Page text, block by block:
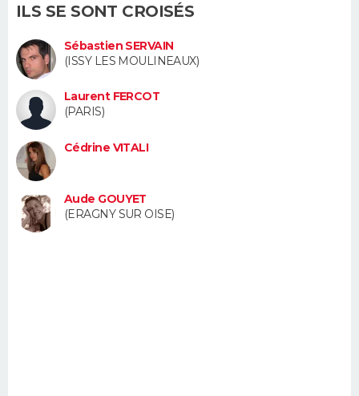
COPAINS D'AVANT
S'inscrire
Se connecter
Lycées
Collèges
Primaires
Universités
Entreprises
Service militaire
Avis de recherche
AVIS DE DÉCÈS
Bricolage
Lifestyle
Culture
Sport
Auto
Television
Voyage
Cinema
ILS SE SONT CROISÉS
Sébastien SERVAIN
(ISSY LES MOULINEAUX)
Laurent FERCOT
(PARIS)
Cédrine VITALI
Aude GOUYET
(ERAGNY SUR OISE)